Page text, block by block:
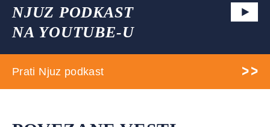
NJUZ PODKAST
NA YOUTUBE-U
Prati Njuz podkast